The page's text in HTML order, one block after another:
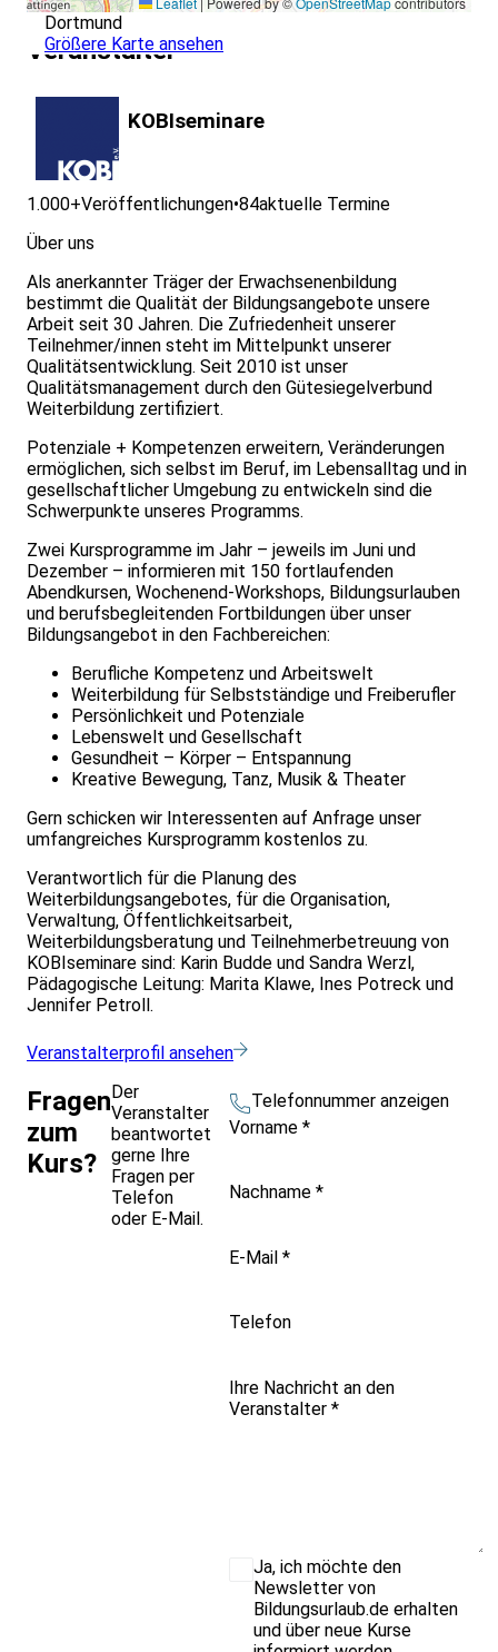
Dortmund
Größere Karte ansehen
Veranstalter
KOBIseminare
1.000+Veröffentlichungen•84aktuelle Termine
Über uns
Als anerkannter Träger der Erwachsenenbildung
bestimmt die Qualität der Bildungsangebote unsere
Arbeit seit 30 Jahren. Die Zufriedenheit unserer
Teilnehmer/innen steht im Mittelpunkt unserer
Qualitätsentwicklung. Seit 2010 ist unser
Qualitätsmanagement durch den Gütesiegelverbund
Weiterbildung zertifiziert.
Potenziale + Kompetenzen erweitern, Veränderungen
ermöglichen, sich selbst im Beruf, im Lebensalltag und in
gesellschaftlicher Umgebung zu entwickeln sind die
Schwerpunkte unseres Programms.
Zwei Kursprogramme im Jahr – jeweils im Juni und
Dezember – informieren mit 150 fortlaufenden
Abendkursen, Wochenend-Workshops, Bildungsurlauben
und berufsbegleitenden Fortbildungen über unser
Bildungsangebot in den Fachbereichen:
Berufliche Kompetenz und Arbeitswelt
Weiterbildung für Selbstständige und Freiberufler
Persönlichkeit und Potenziale
Lebenswelt und Gesellschaft
Gesundheit – Körper – Entspannung
Kreative Bewegung, Tanz, Musik & Theater
Gern schicken wir Interessenten auf Anfrage unser
umfangreiches Kursprogramm kostenlos zu.
Verantwortlich für die Planung des
Weiterbildungsangebotes, für die Organisation,
Verwaltung, Öffentlichkeitsarbeit,
Weiterbildungsberatung und Teilnehmerbetreuung von
KOBIseminare sind: Karin Budde und Sandra Werzl,
Pädagogische Leitung: Marita Klawe, Ines Potreck und
Jennifer Petroll.
Veranstalterprofil ansehen
Fragen
zum
Kurs?
Der
Veranstalter
beantwortet
gerne Ihre
Fragen per
Telefon
oder E-Mail.
Telefonnummer anzeigen
Vorname *
Nachname *
E-Mail *
Telefon
Ihre Nachricht an den
Veranstalter *
Ja, ich möchte den
Newsletter von
Bildungsurlaub.de erhalten
und über neue Kurse